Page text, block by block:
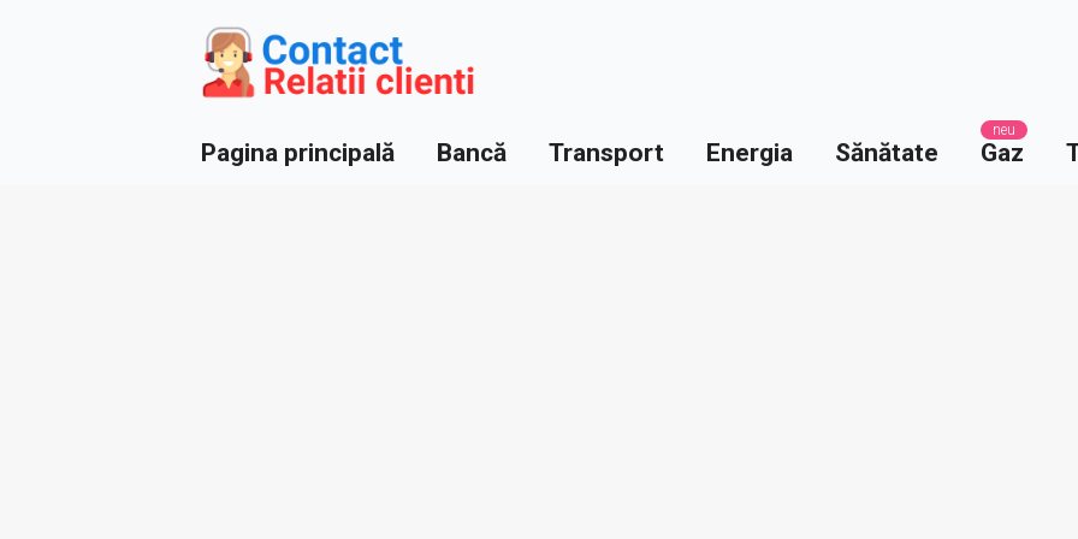
Pagina principală Bancă Transport Energia Sănătate
neu
Gaz